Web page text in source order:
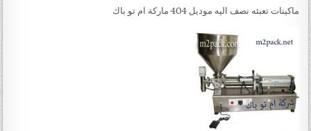
ماكينات تعبئه نصف اليه موديل 404 ماركة ام تو باك